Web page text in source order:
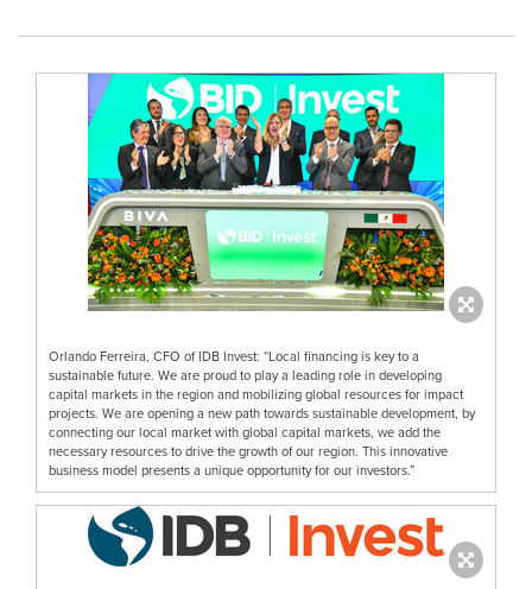
Orlando Ferreira, CFO of IDB Invest: “Local financing is key to a
sustainable future. We are proud to play a leading role in developing
capital markets in the region and mobilizing global resources for impact
projects. We are opening a new path towards sustainable development, by
connecting our local market with global capital markets, we add the
necessary resources to drive the growth of our region. This innovative
business model presents a unique opportunity for our investors.”